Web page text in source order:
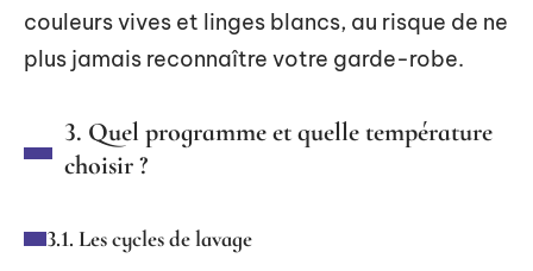
couleurs vives et linges blancs, au risque de ne
plus jamais reconnaître votre garde-robe.
3. Quel programme et quelle température
choisir ?
3.1. Les cycles de lavage